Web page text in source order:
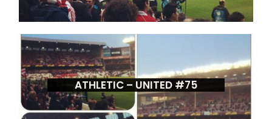
ATHLETIC – UNITED #75